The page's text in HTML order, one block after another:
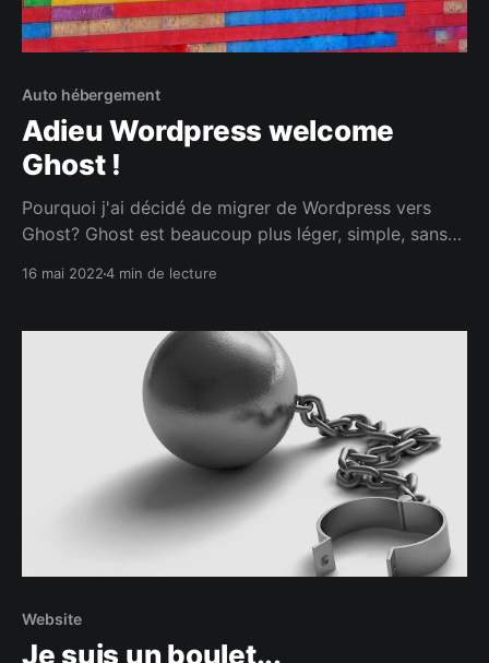
Auto hébergement
Adieu Wordpress welcome
Ghost !
Pourquoi j'ai décidé de migrer de Wordpress vers
Ghost? Ghost est beaucoup plus léger, simple, sans
16 mai 20224 min de lecture
Website
Je suis un boulet...